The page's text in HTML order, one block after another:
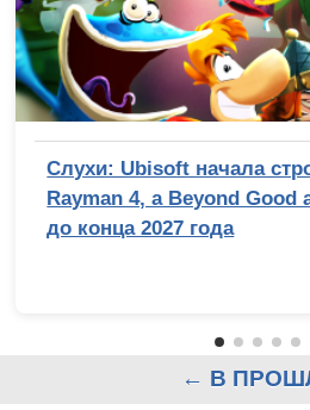
Слухи: Ubisoft начала
Rayman 4, а Beyond Good
до конца 2027 года
← В